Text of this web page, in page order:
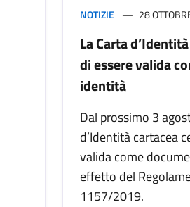
NOTIZIE 28
La Carta
di essere valida
identità
Dal prossimo 3
d’Identità cartacea
valida come
effetto del
1157/2019.